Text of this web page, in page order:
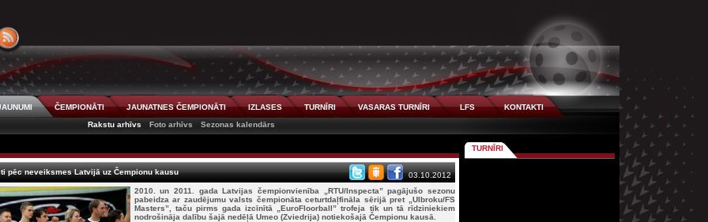
ČEMPIONĀTI JAUNATNES ČEMPIONĀTI IZLASES TURNĪRI VASARAS TURNĪRI LFS
KONTAKTI
Rakstu arhīvs
Foto arhīvs Sezonas kalendārs
pēc neveiksmes Latvijā uz Čempionu kausu
03.10.2012
2010. un 2011. gada Latvijas čempionvienība „RTU/Inspecta” pagājušo sezonu
pabeidza ar zaudējumu valsts čempionāta ceturtdaļfināla sērijā pret „Ulbroku/FS
Masters”, taču pirms gada izcīnītā „EuroFloorball” trofeja tik un tā rīdziniekiem
nodrošināja dalību šajā nedēļā Umeo (Zviedrija) notiekošajā Čempionu kausā.
TURNĪRI